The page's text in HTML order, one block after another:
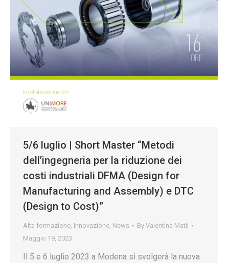
5/6 luglio | Short Master “Metodi
dell’ingegneria per la riduzione dei
costi industriali DFMA (Design for
Manufacturing and Assembly) e DTC
(Design to Cost)”
Alta formazione, Innovazione, News By Valentina Matli
Maggio 19, 2023
Il 5 e 6 luglio 2023 a Modena si svolgerà la nuova